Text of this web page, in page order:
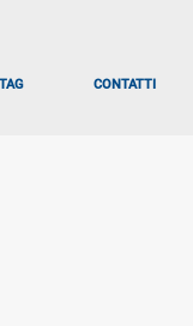
TAG CONTATTI